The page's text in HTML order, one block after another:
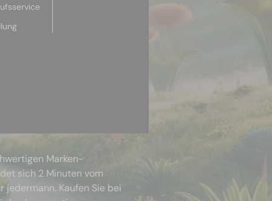
Marken-
sich 2 Minuten vom
Kaufen Sie bei